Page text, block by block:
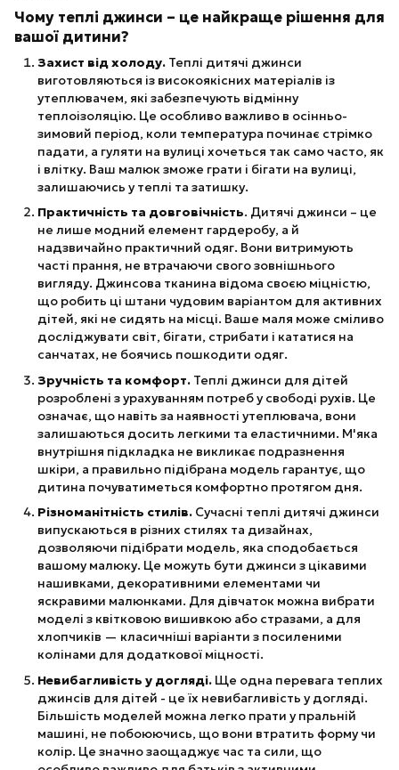
Чому теплі джинси – це найкраще рішення для
вашої дитини?
Захист від холоду. Теплі дитячі джинси
виготовляються із високоякісних матеріалів із
утеплювачем, які забезпечують відмінну
теплоізоляцію. Це особливо важливо в осінньо-
зимовий період, коли температура починає стрімко
падати, а гуляти на вулиці хочеться так само часто, як
і влітку. Ваш малюк зможе грати і бігати на вулиці,
залишаючись у теплі та затишку.
Практичність та довговічність. Дитячі джинси – це
не лише модний елемент гардеробу, а й
надзвичайно практичний одяг. Вони витримують
часті прання, не втрачаючи свого зовнішнього
вигляду. Джинсова тканина відома своєю міцністю,
що робить ці штани чудовим варіантом для активних
дітей, які не сидять на місці. Ваше маля може сміливо
досліджувати світ, бігати, стрибати і кататися на
санчатах, не боячись пошкодити одяг.
Зручність та комфорт. Теплі джинси для дітей
розроблені з урахуванням потреб у свободі рухів. Це
означає, що навіть за наявності утеплювача, вони
залишаються досить легкими та еластичними. М'яка
внутрішня підкладка не викликає подразнення
шкіри, а правильно підібрана модель гарантує, що
дитина почуватиметься комфортно протягом дня.
Різноманітність стилів. Сучасні теплі дитячі джинси
випускаються в різних стилях та дизайнах,
дозволяючи підібрати модель, яка сподобається
вашому малюку. Це можуть бути джинси з цікавими
нашивками, декоративними елементами чи
яскравими малюнками. Для дівчаток можна вибрати
моделі з квітковою вишивкою або стразами, а для
хлопчиків — класичніші варіанти з посиленими
колінами для додаткової міцності.
Невибагливість у догляді. Ще одна перевага теплих
джинсів для дітей - це їх невибагливість у догляді.
Більшість моделей можна легко прати у пральній
машині, не побоюючись, що вони втратить форму чи
колір. Це значно заощаджує час та сили, що